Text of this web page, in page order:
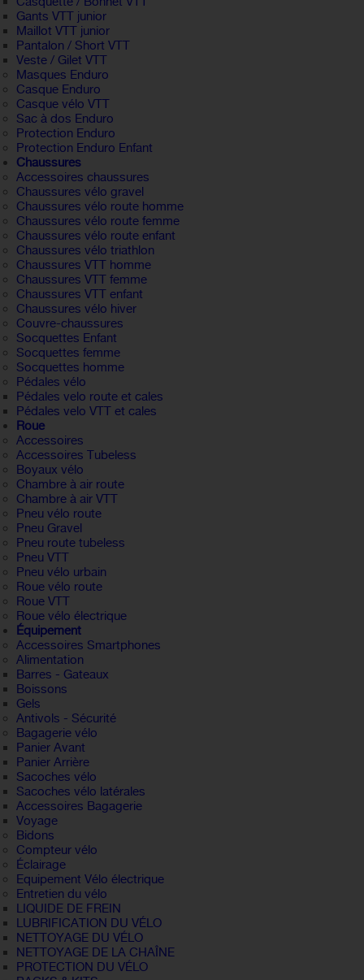
Gants VTT junior
Maillot VTT junior
Pantalon / Short VTT
Veste / Gilet VTT
Masques Enduro
Casque Enduro
Casque vélo VTT
Sac à dos Enduro
Protection Enduro
Protection Enduro Enfant
Chaussures
Accessoires chaussures
Chaussures vélo gravel
Chaussures vélo route homme
Chaussures vélo route femme
Chaussures vélo route enfant
Chaussures vélo triathlon
Chaussures VTT homme
Chaussures VTT femme
Chaussures VTT enfant
Chaussures vélo hiver
Couvre-chaussures
Socquettes Enfant
Socquettes femme
Socquettes homme
Pédales vélo
Pédales velo route et cales
Pédales velo VTT et cales
Roue
Accessoires
Accessoires Tubeless
Boyaux vélo
Chambre à air route
Chambre à air VTT
Pneu vélo route
Pneu Gravel
Pneu route tubeless
Pneu VTT
Pneu vélo urbain
Roue vélo route
Roue VTT
Roue vélo électrique
Équipement
Accessoires Smartphones
Alimentation
Barres - Gateaux
Boissons
Gels
Antivols - Sécurité
Bagagerie vélo
Panier Avant
Panier Arrière
Sacoches vélo
Sacoches vélo latérales
Accessoires Bagagerie
Voyage
Bidons
Compteur vélo
Éclairage
Equipement Vélo électrique
Entretien du vélo
LIQUIDE DE FREIN
LUBRIFICATION DU VÉLO
NETTOYAGE DU VÉLO
NETTOYAGE DE LA CHAÎNE
PROTECTION DU VÉLO